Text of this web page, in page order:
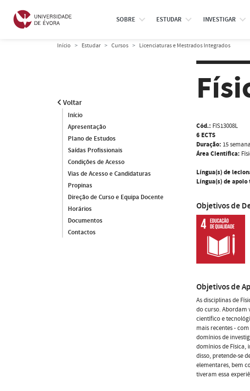
SOBRE ESTUDAR INVESTIGAR
Início Estudar Cursos Licenciaturas e Mestrados Integrados
Voltar
Início
Apresentação
Plano de Estudos
Saídas Profissionais
Condições de Acesso
Vias de Acesso e Candidaturas
Propinas
Direção de Curso e Equipa Docente
Horários
Documentos
Contactos
Cód.: FIS13008L
6 ECTS
Duração: 15
Área Científica:
Língua(s) de
Língua(s) de
Objetivos de
Objetivos de
As disciplinas de
do curso. Abordam
científico e
mais recentes -
domínios de
domínios de Física,
disso, pretende-se
elementares, bem
tiveram essa